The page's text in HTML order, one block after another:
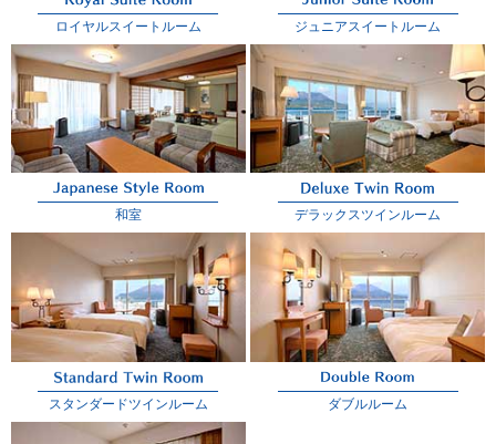
ロイヤルスイートルーム ジュニアスイートルーム
和室 デラックスツインルーム
スタンダードツインルーム ダブルルーム